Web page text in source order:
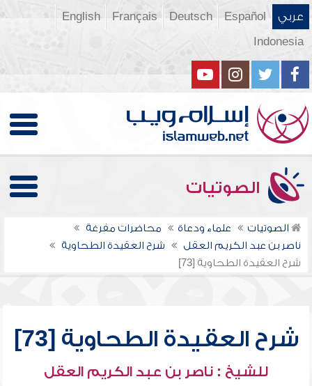
عربي Español
Deutsch
Français
English
Indonesia
الصوتيات
الصوتيات علماء ودعاة
محاضرات مفرغة
ناصر بن عبد الكريم العقل
شرح العقيدة الطحاوية
شرح العقيدة الطحاوية [73]
شرح العقيدة الطحاوية [73]
للشيخ : ناصر بن عبد الكريم العقل